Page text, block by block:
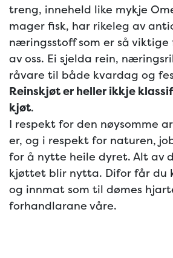
treng, inneheld like mykje
mager fisk, har rikeleg av
næringsstoff som er så viktige
av oss. Ei sjelda rein,
råvare til både kvardag og
Reinskjøt er heller ikkje
kjøt.
I respekt for den nøysomme
er, og i respekt for naturen,
for å nytte heile dyret. Alt av
kjøttet blir nytta. Difor får du
og innmat som til dømes
forhandlarane våre.